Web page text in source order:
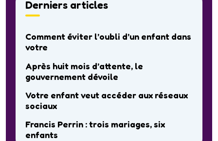
Derniers articles
Comment éviter l’oubli d’un enfant dans
votre
Après huit mois d’attente, le
gouvernement dévoile
Votre enfant veut accéder aux réseaux
sociaux
Francis Perrin : trois mariages, six
enfants